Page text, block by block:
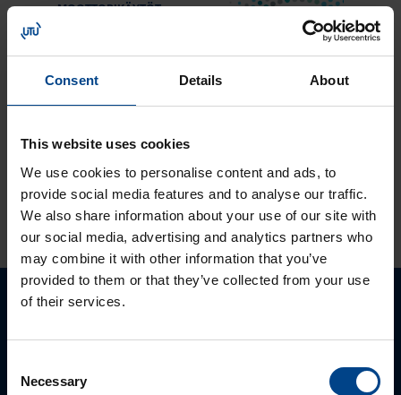
Consent Details About
This website uses cookies
We use cookies to personalise content and ads, to
provide social media features and to analyse our traffic.
We also share information about your use of our site with
our social media, advertising and analytics partners who
may combine it with other information that you’ve
provided to them or that they’ve collected from your use
of their services.
Selection
Necessary
MOOTTORIKÄYTÖT
Solcon-Igel
tuotevalikoimassamme
parhaan ratkaisun. Otathan yhtettä puhelimitse,